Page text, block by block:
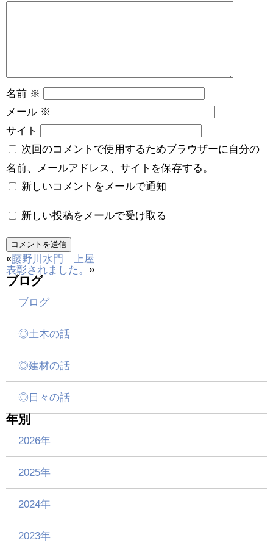
名前 ※
メール ※
サイト
次回のコメントで使用するためブラウザーに自分の
名前、メールアドレス、サイトを保存する。
新しいコメントをメールで通知
新しい投稿をメールで受け取る
«藤野川水門 上屋
表彰されました。 »
ブログ
ブログ
◎土木の話
◎建材の話
◎日々の話
年別
2026年
2025年
2024年
2023年